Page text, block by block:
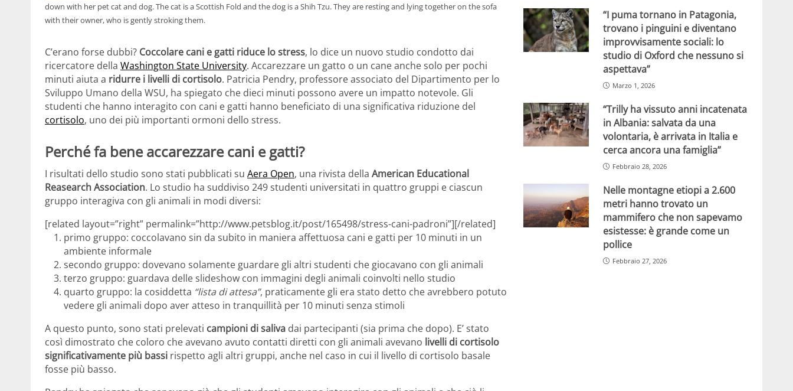
down with her pet cat and dog. The cat is a Scottish Fold and the dog is a Shih Tzu. They are resting and lying together on the sofa
with their owner, who is gently stroking them.
C’erano forse dubbi? Coccolare cani e gatti riduce lo stress, lo dice un nuovo studio condotto dai
ricercatore della Washington State University. Accarezzare un gatto o un cane anche solo per pochi
minuti aiuta a ridurre i livelli di cortisolo. Patricia Pendry, professore associato del Dipartimento per lo
Sviluppo Umano della WSU, ha spiegato che dieci minuti possono avere un impatto notevole. Gli
studenti che hanno interagito con cani e gatti hanno beneficiato di una significativa riduzione del
cortisolo, uno dei più importanti ormoni dello stress.
Perché fa bene accarezzare cani e gatti?
I risultati dello studio sono stati pubblicati su Aera Open, una rivista della American Educational
Reasearch Association. Lo studio ha suddiviso 249 studenti universitati in quattro gruppi e ciascun
gruppo interagiva con gli animali in modi diversi:
[related layout=”right” permalink=”http://www.petsblog.it/post/165498/stress-cani-padroni”][/related]
primo gruppo: coccolavano sin da subito in maniera affettuosa cani e gatti per 10 minuti in un
ambiente informale
secondo gruppo: dovevano solamente guardare gli altri studenti che giocavano con gli animali
terzo gruppo: guardava delle slideshow con immagini degli animali coinvolti nello studio
quarto gruppo: la cosiddetta “lista di attesa”, praticamente gli era stato detto che avrebbero potuto
vedere gli animali dopo aver atteso in tranquillità per 10 minuti senza stimoli
A questo punto, sono stati prelevati campioni di saliva dai partecipanti (sia prima che dopo). E’ stato
così dimostrato che coloro che avevano avuto contatti diretti con gli animali avevano livelli di cortisolo
significativamente più bassi rispetto agli altri gruppi, anche nel caso in cui il livello di cortisolo basale
fosse più basso.
“I puma tornano in Patagonia,
trovano i pinguini e diventano
improvvisamente sociali: lo
studio di Oxford che nessuno si
aspettava”
Marzo 1, 2026
“Trilly ha vissuto anni incatenata
in Albania: salvata da una
volontaria, è arrivata in Italia e
cerca ancora una famiglia”
Febbraio 28, 2026
Nelle montagne etiopi a 2.600
metri hanno trovato un
mammifero che non sapevamo
esistesse: è grande come un
pollice
Febbraio 27, 2026